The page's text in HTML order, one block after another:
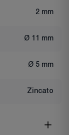
2 mm
Ø 11 mm
Ø 5 mm
Zincato